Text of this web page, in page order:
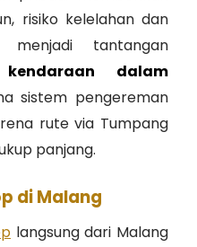
risiko kelelahan dan
menjadi tantangan
dalam
sistem pengereman
rute via Tumpang
panjang.
di Malang
langsung dari Malang